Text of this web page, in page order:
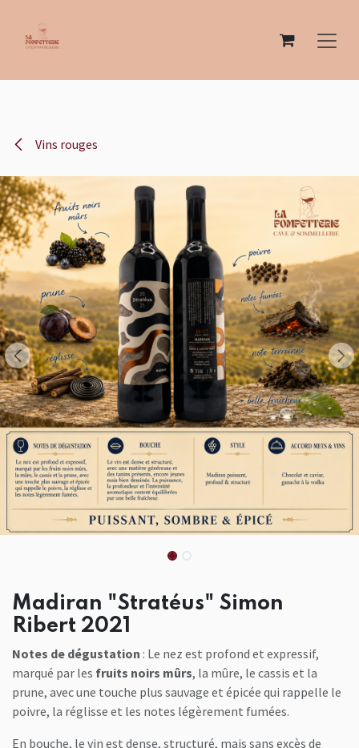
Vins rouges
Madiran "Stratéus" Simon
Ribert 2021
Notes de dégustation : Le nez est profond et expressif,
marqué par les fruits noirs mûrs, la mûre, le cassis et la
prune, avec une touche plus sauvage et épicée qui rappelle le
poivre, la réglisse et les notes légèrement fumées.
En bouche, le vin est dense, structuré, mais sans excès de